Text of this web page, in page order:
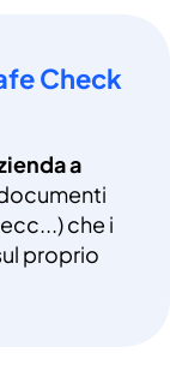
Check
a
che i
proprio